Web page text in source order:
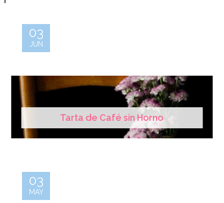
Tarta de Café sin Horno
03
JUN
03
MAY